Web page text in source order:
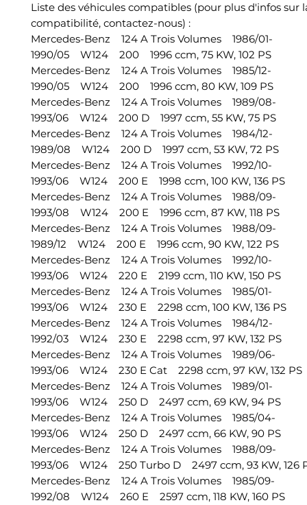
Liste des véhicules compatibles (pour plus d'infos sur
compatibilité, contactez-nous) :
Mercedes-Benz 124 A Trois Volumes 1986/01-
1990/05 W124 200 1996 ccm, 75 KW, 102 PS
Mercedes-Benz 124 A Trois Volumes 1985/12-
1990/05 W124 200 1996 ccm, 80 KW, 109 PS
Mercedes-Benz 124 A Trois Volumes 1989/08-
1993/06 W124 200 D 1997 ccm, 55 KW, 75 PS
Mercedes-Benz 124 A Trois Volumes 1984/12-
1989/08 W124 200 D 1997 ccm, 53 KW, 72 PS
Mercedes-Benz 124 A Trois Volumes 1992/10-
1993/06 W124 200 E 1998 ccm, 100 KW, 136 PS
Mercedes-Benz 124 A Trois Volumes 1988/09-
1993/08 W124 200 E 1996 ccm, 87 KW, 118 PS
Mercedes-Benz 124 A Trois Volumes 1988/09-
1989/12 W124 200 E 1996 ccm, 90 KW, 122 PS
Mercedes-Benz 124 A Trois Volumes 1992/10-
1993/06 W124 220 E 2199 ccm, 110 KW, 150 PS
Mercedes-Benz 124 A Trois Volumes 1985/01-
1993/06 W124 230 E 2298 ccm, 100 KW, 136 PS
Mercedes-Benz 124 A Trois Volumes 1984/12-
1992/03 W124 230 E 2298 ccm, 97 KW, 132 PS
Mercedes-Benz 124 A Trois Volumes 1989/06-
1993/06 W124 230 E Cat 2298 ccm, 97 KW, 132
Mercedes-Benz 124 A Trois Volumes 1989/01-
1993/06 W124 250 D 2497 ccm, 69 KW, 94 PS
Mercedes-Benz 124 A Trois Volumes 1985/04-
1993/06 W124 250 D 2497 ccm, 66 KW, 90 PS
Mercedes-Benz 124 A Trois Volumes 1988/09-
1993/06 W124 250 Turbo D 2497 ccm, 93 KW,
Mercedes-Benz 124 A Trois Volumes 1985/09-
1992/08 W124 260 E 2597 ccm, 118 KW, 160 PS